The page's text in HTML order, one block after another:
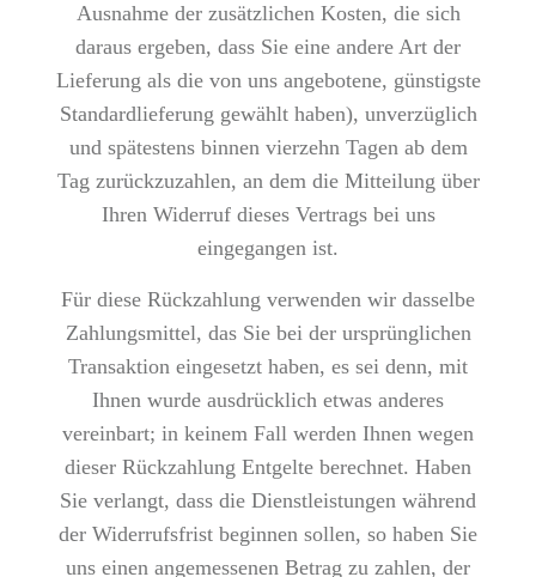
Ausnahme der zusätzlichen Kosten, die sich
daraus ergeben, dass Sie eine andere Art der
Lieferung als die von uns angebotene, günstigste
Standardlieferung gewählt haben), unverzüglich
und spätestens binnen vierzehn Tagen ab dem
Tag zurückzuzahlen, an dem die Mitteilung über
Ihren Widerruf dieses Vertrags bei uns
eingegangen ist.
Für diese Rückzahlung verwenden wir dasselbe
Zahlungsmittel, das Sie bei der ursprünglichen
Transaktion eingesetzt haben, es sei denn, mit
Ihnen wurde ausdrücklich etwas anderes
vereinbart; in keinem Fall werden Ihnen wegen
dieser Rückzahlung Entgelte berechnet. Haben
Sie verlangt, dass die Dienstleistungen während
der Widerrufsfrist beginnen sollen, so haben Sie
uns einen angemessenen Betrag zu zahlen, der